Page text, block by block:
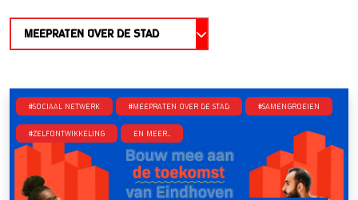
MEEPRATEN OVER DE STAD
#Sociaal netwerk #Meepraten over de stad #SamenGroeien
#Zelfontwikkeling en meer..